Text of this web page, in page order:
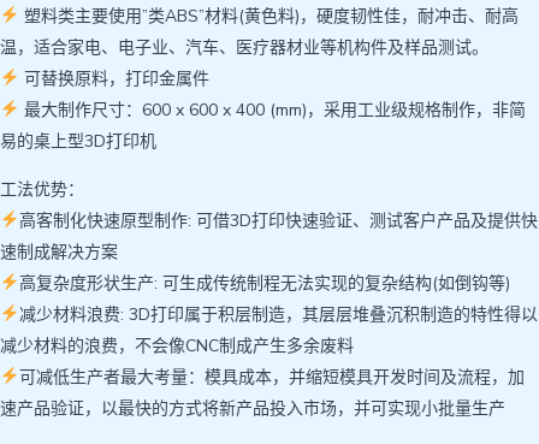
塑料类主要使用”类ABS”材料(黄色料)，硬度韧性佳，耐冲击、耐高
温，适合家电、电子业、汽车、医疗器材业等机构件及样品测试。
可替换原料，打印金属件
最大制作尺寸：600 x 600 x 400 (mm)，采用工业级规格制作，非简
易的桌上型3D打印机
工法优势：
高客制化快速原型制作: 可借3D打印快速验证、测试客户产品及提供快
速制成解决方案
高复杂度形状生产: 可生成传统制程无法实现的复杂结构(如倒钩等)
减少材料浪费: 3D打印属于积层制造，其层层堆叠沉积制造的特性得以
减少材料的浪费，不会像CNC制成产生多余废料
可减低生产者最大考量：模具成本，并缩短模具开发时间及流程，加
速产品验证，以最快的方式将新产品投入市场，并可实现小批量生产